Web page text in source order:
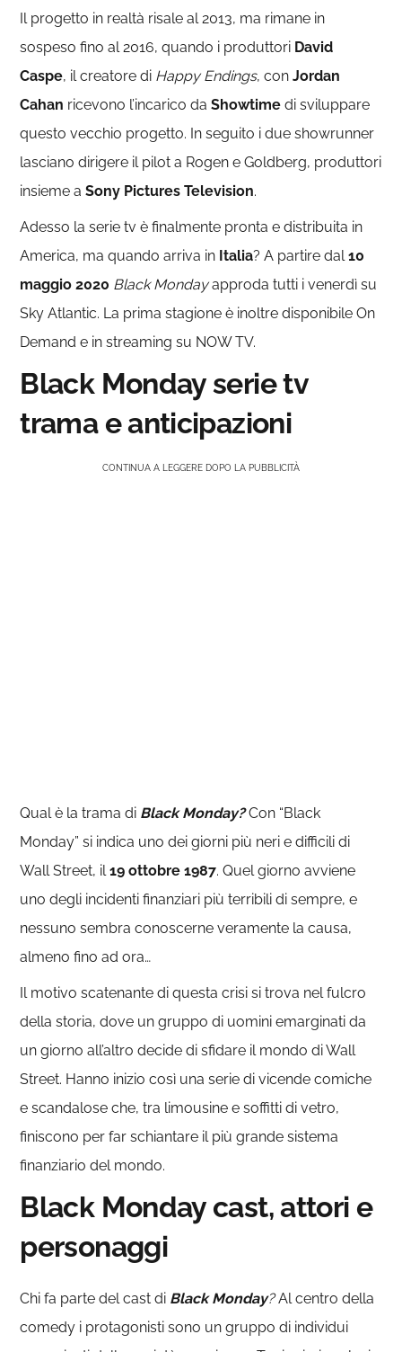
Il progetto in realtà risale al 2013, ma rimane in
sospeso fino al 2016, quando i produttori David
Caspe, il creatore di Happy Endings, conJordan
Cahan ricevono l’incarico daShowtime di sviluppare
questo vecchio progetto. In seguito i due showrunner
lasciano dirigere il pilot a Rogen e Goldberg, produttori
insieme aSony Pictures Television.
Adesso la serie tv è finalmente pronta e distribuita in
America, ma quando arriva in Italia? A partire dal10
maggio 2020 Black Mondayapproda tutti i venerdì su
Sky Atlantic. La prima stagione è inoltre disponibile On
Demand e in streaming su NOW TV.
Black Monday serie tv
trama e anticipazioni
CONTINUA A LEGGERE DOPO LA PUBBLICITÀ
Qual è la trama di Black Monday?Con “Black
Monday” si indica uno dei giorni più neri e difficili di
Wall Street, il19 ottobre 1987. Quel giorno avviene
uno degli incidenti finanziari più terribili di sempre, e
nessuno sembra conoscerne veramente la causa,
almeno fino ad ora…
Il motivo scatenante di questa crisi si trova nel fulcro
della storia, dove un gruppo di uomini emarginati da
un giorno all’altro decide di sfidare il mondo di Wall
Street. Hanno inizio così una serie di vicende comiche
e scandalose che, tra limousine e soffitti di vetro,
finiscono per far schiantare il più grande sistema
finanziario del mondo.
Black Monday cast, attori e
personaggi
Chi fa parte del cast di Black Monday?Al centro della
comedy i protagonisti sono un gruppo di individui